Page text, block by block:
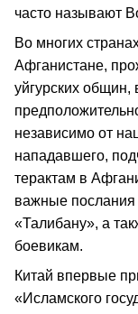
часто называют
Во многих
Афганистане,
уйгурских
независимо от
нападавшего,
терактам в
важные послания
«Талибану», а
боевикам.
Китай впервые
«Исламского